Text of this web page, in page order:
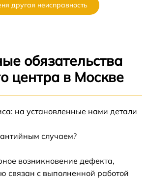
другая неисправность
обязательства
центра в Москве
на установленные нами детали
случаем?
возникновение дефекта,
связан с выполненной работой